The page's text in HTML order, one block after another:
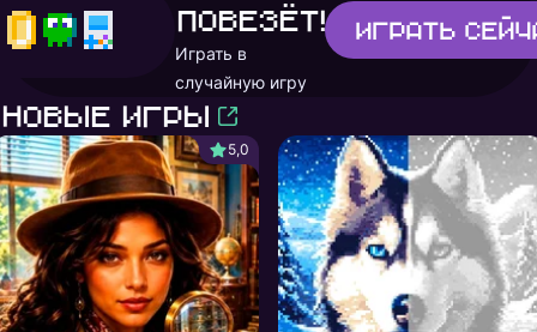
повезёт!
Играть в
случайную игру
Играть
Новые игры
5,0